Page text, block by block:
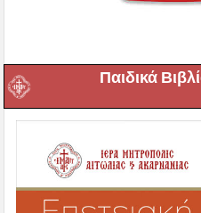
Παιδικά